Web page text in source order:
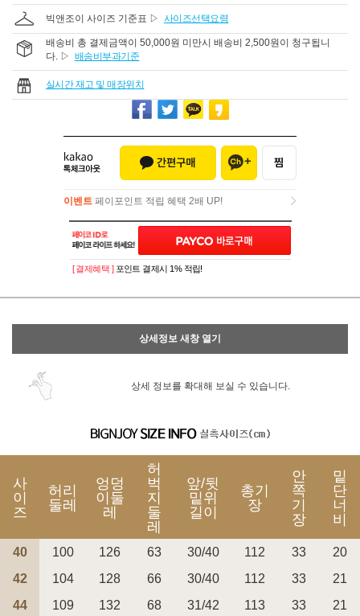
빅앤조이 사이즈 기준표 ▷ 사이즈선택요령
배송비 총 결제금액이 50,000원 미만시 배송비 2,500원이 청구됩니
다. ▷ 배송비부과기준
실시간 재고 및 매장위치
이벤트 페이포인트 적립 혜택 2배 UP!
이벤트페이포인트 적립 혜택 2배 UP!
[ 결제혜택 ] 포인트 결제시 1% 적립!
상세정보 새창 열기
상세 정보를 확대해 보실 수 있습니다.
사
이
즈
허리
둘레
엉덩
이둘
레
허
벅
지
둘
레
앞/뒷
밑위
길이
총기
장
안
쪽
기
장
밑
단
너
비
40 100 126 63 30/40 112 33
20
42
104 128 66 30/40 112 33
21
44
109 132 68 31/42 113 33
21